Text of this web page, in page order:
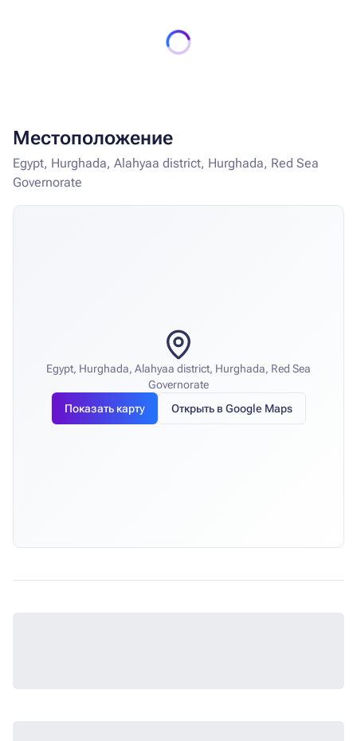
Местоположение
Egypt, Hurghada, Alahyaa district, Hurghada, Red Sea
Governorate
Egypt, Hurghada, Alahyaa district, Hurghada, Red Sea
Governorate
Показать карту
Открыть в Google Maps